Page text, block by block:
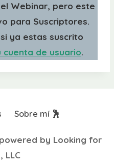
Webinar, pero este
para Suscriptores.
ya estas suscrito
cuenta de usuario.
Sobre mí 🕺
by Looking for
LLC